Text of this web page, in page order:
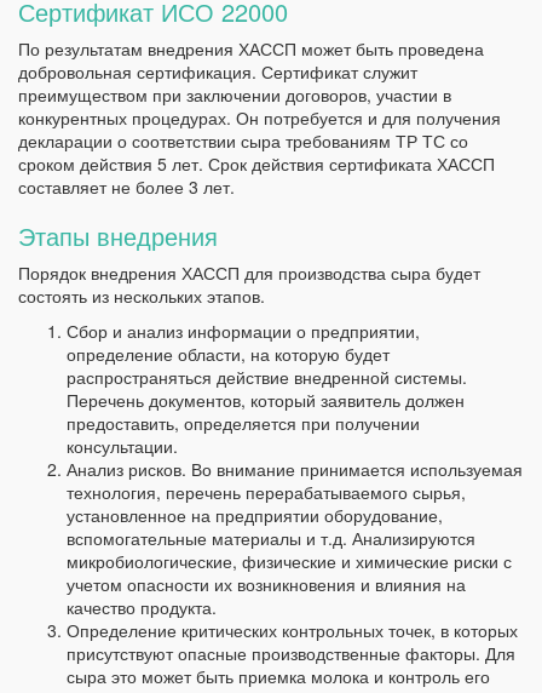
Сертификат ИСО 22000
По результатам внедрения ХАССП может быть проведена
добровольная сертификация. Сертификат служит
преимуществом при заключении договоров, участии в
конкурентных процедурах. Он потребуется и для получения
декларации о соответствии сыра требованиям ТР ТС со
сроком действия 5 лет. Срок действия сертификата ХАССП
составляет не более 3 лет.
Этапы внедрения
Порядок внедрения ХАССП для производства сыра будет
состоять из нескольких этапов.
Сбор и анализ информации о предприятии,
определение области, на которую будет
распространяться действие внедренной системы.
Перечень документов, который заявитель должен
предоставить, определяется при получении
консультации.
Анализ рисков. Во внимание принимается используемая
технология, перечень перерабатываемого сырья,
установленное на предприятии оборудование,
вспомогательные материалы и т.д. Анализируются
микробиологические, физические и химические риски с
учетом опасности их возникновения и влияния на
качество продукта.
Определение критических контрольных точек, в которых
присутствуют опасные производственные факторы. Для
сыра это может быть приемка молока и контроль его